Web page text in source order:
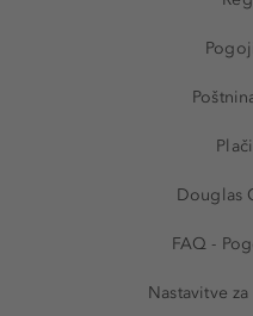
Douglas
FAQ -
Nastavitve